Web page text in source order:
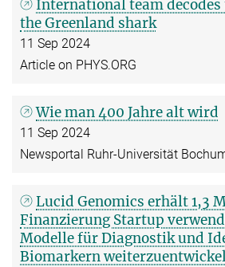
International team decodes
the Greenland shark
11 Sep 2024
Article on PHYS.ORG
Wie man 400 Jahre alt wird
11 Sep 2024
Newsportal Ruhr-Universität
Lucid Genomics erhält 1,3
Finanzierung Startup
Modelle für Diagnostik und
Biomarkern